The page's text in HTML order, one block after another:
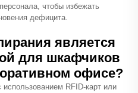
чтобы избежать
дефицита.
является
для шкафчиков
офисе?
RFID-карт или